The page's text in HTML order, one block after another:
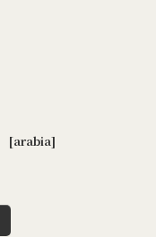
[arabia]